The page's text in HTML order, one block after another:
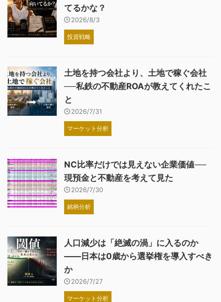
てるかな？
2026/8/3
投資戦略
土地を持つ会社より、土地で稼ぐ会社
──私鉄の不動産ROAが教えてくれたこ
と
2026/7/31
マーケット分析
NC比率だけでは見えない企業価値──
現預金と不動産を考えて見た
2026/7/30
銘柄分析
人口減少は「絶滅の渦」に入るのか
――日本は0歳から選挙権を導入すべき
か
2026/7/27
マーケット分析